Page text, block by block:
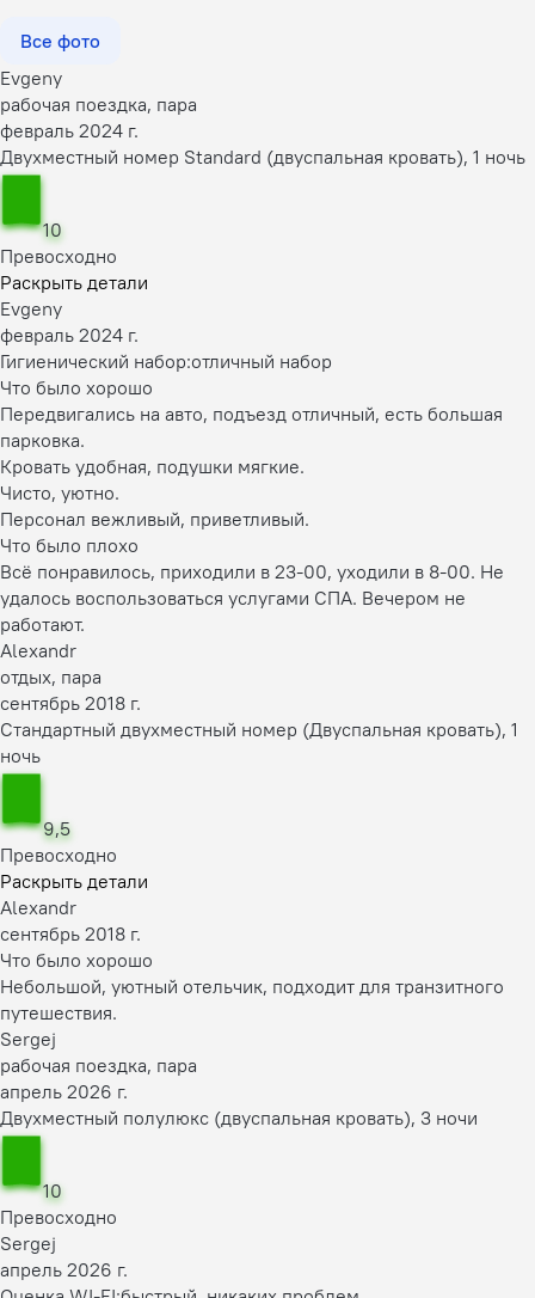
Все фото
Evgeny
рабочая поездка, пара
февраль 2024 г.
Двухместный номер Standard (двуспальная кровать), 1 ночь
10
Превосходно
Раскрыть детали
Evgeny
февраль 2024 г.
Гигиенический набор:отличный набор
Что было хорошо
Передвигались на авто, подъезд отличный, есть большая
парковка.
Кровать удобная, подушки мягкие.
Чисто, уютно.
Персонал вежливый, приветливый.
Что было плохо
Всё понравилось, приходили в 23-00, уходили в 8-00. Не
удалось воспользоваться услугами СПА. Вечером не
работают.
Alexandr
отдых, пара
сентябрь 2018 г.
Стандартный двухместный номер (Двуспальная кровать), 1
ночь
9,5
Превосходно
Раскрыть детали
Alexandr
сентябрь 2018 г.
Что было хорошо
Небольшой, уютный отельчик, подходит для транзитного
путешествия.
Sergej
рабочая поездка, пара
апрель 2026 г.
Двухместный полулюкс (двуспальная кровать), 3 ночи
10
Превосходно
Sergej
апрель 2026 г.